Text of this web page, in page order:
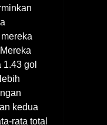
gol
kedua
rata total